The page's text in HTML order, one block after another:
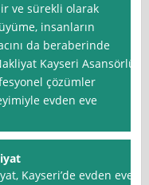
ve sürekli olarak
insanların
da beraberinde
Kayseri Asansörlü
çözümler
evden eve
Kayseri’de evden eve